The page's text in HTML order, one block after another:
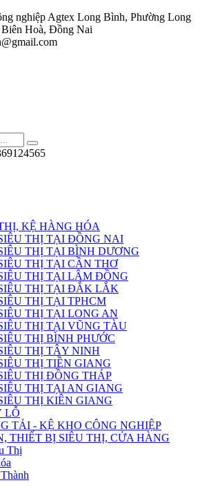
nghiệp Agtex Long Bình, Phường Long
Hoà, Đồng Nai
KỆ HÀNG HÓA
THỊ TẠI ĐỒNG NAI
THỊ TẠI BÌNH DƯƠNG
THỊ TẠI CẦN THƠ
THỊ TẠI LÂM ĐỒNG
THỊ TẠI ĐẮK LẮK
THỊ TẠI TPHCM
THỊ TẠI LONG AN
THỊ TẠI VŨNG TÀU
THỊ BÌNH PHƯỚC
THỊ TÂY NINH
THỊ TIỀN GIANG
THỊ ĐỒNG THÁP
THỊ TẠI AN GIANG
THỊ KIÊN GIANG
LỖ
TẢI - KỆ KHO CÔNG NGHIỆP
THIẾT BỊ SIÊU THỊ, CỬA HÀNG
Thị